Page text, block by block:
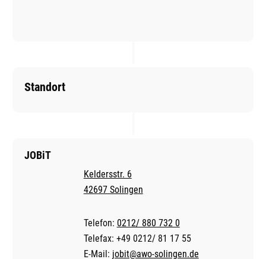
Standort
JOBiT
Keldersstr. 6
42697 Solingen
Telefon: 0212/ 880 732 0
Telefax: +49 0212/ 81 17 55
E-Mail: jobit@awo-solingen.de